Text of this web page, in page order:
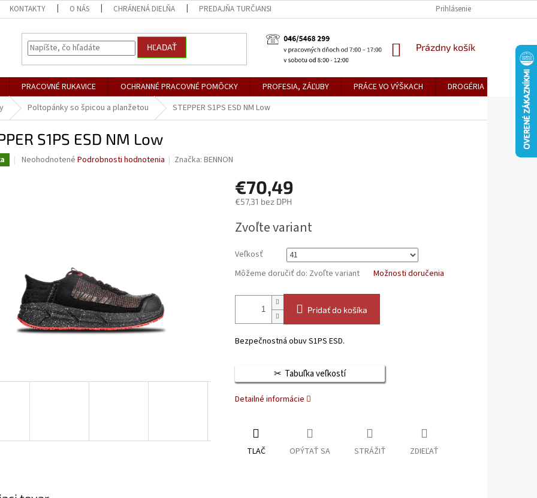
KONTAKTY O NÁS CHRÁNENÁ DIELŇA PREDAJŇA TURČIANSKE TEPLICE DOPRAVA A PLATBY
Prihlásenie
HĽADAŤ
NÁKUPNÝ
Prázdny košík
PRACOVNÉ RUKAVICE OCHRANNÉ PRACOVNÉ POMÔCKY PROFESIA, ZÁĽUBY PRÁCE VO VÝŠKACH DROGÉRIA
Poltopánky so špicou a planžetou STEPPER S1PS ESD NM Low
S1PS ESD NM Low
Priemerné
Neohodnotené Podrobnosti hodnotenia Značka:BENNON
€70,49
€57,31 bez DPH
cena:
Zvoľte variant
Veľkosť
Môžeme doručiť do: Zvoľte variant Možnosti doručenia
Pridať do košíka
Bezpečnostná obuv S1PS ESD.
Tabuľka veľkostí
Detailné informácie
TLAČ OPÝTAŤ SA STRÁŽIŤ ZDIEĽAŤ